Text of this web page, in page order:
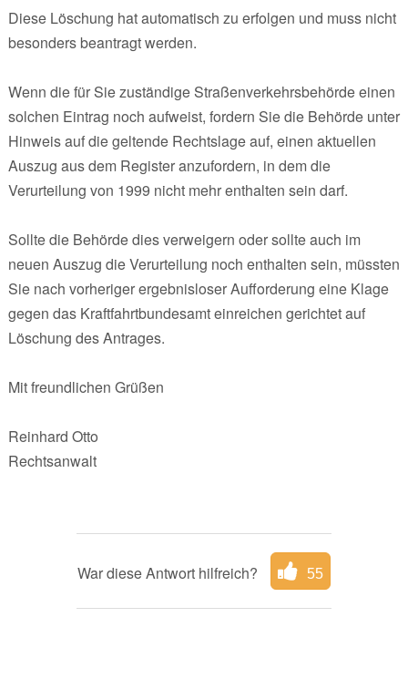
Diese Löschung hat automatisch zu erfolgen und muss nicht
besonders beantragt werden.
Wenn die für Sie zuständige Straßenverkehrsbehörde einen
solchen Eintrag noch aufweist, fordern Sie die Behörde unter
Hinweis auf die geltende Rechtslage auf, einen aktuellen
Auszug aus dem Register anzufordern, in dem die
Verurteilung von 1999 nicht mehr enthalten sein darf.
Sollte die Behörde dies verweigern oder sollte auch im
neuen Auszug die Verurteilung noch enthalten sein, müssten
Sie nach vorheriger ergebnisloser Aufforderung eine Klage
gegen das Kraftfahrtbundesamt einreichen gerichtet auf
Löschung des Antrages.
Mit freundlichen Grüßen
Reinhard Otto
Rechtsanwalt
War diese Antwort hilfreich? 55